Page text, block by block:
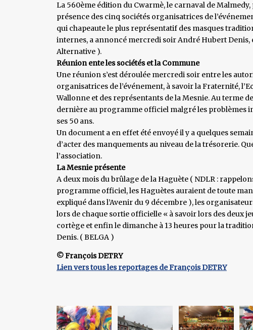
La 560ème édition du Cwarmè, le carnaval de
présence des cinq sociétés organisatrices de
qui chapeaute le plus représentatif des masques
internes, a annoncé mercredi soir André Hubert
Alternative ).
Réunion ente les sociétés et la Commune
Une réunion s’est déroulée mercredi soir entre les
organisatrices de l’événement, à savoir la Fraternité,
Wallonne et des représentants de la Mesnie. Au terme
dernière au programme officiel malgré les problèmes
ses 50 ans.
Un document a en effet été envoyé il y a quelques
d’acter des manquements au niveau de la trésorerie.
l’association.
La Mesnie présente
A deux mois du brûlage de la Haguète ( NDLR :
programme officiel, les Haguètes auraient de toute
expliqué dans l’Avenir du 9 décembre ), les
lors de chaque sortie officielle « à savoir lors des deux
cortège et enfin le dimanche à 13 heures pour la
Denis. ( BELGA )
© François DETRY
Lien vers tous les reportages de François DETRY